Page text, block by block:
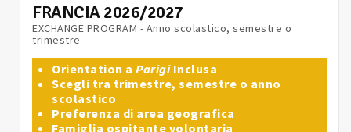
FRANCIA 2026/2027
EXCHANGE PROGRAM - Anno scolastico, semestre o
trimestre
Orientation a ParigiInclusa
Scegli tra trimestre, semestre o anno
scolastico
Preferenza di area geografica
Famiglia ospitante volontaria